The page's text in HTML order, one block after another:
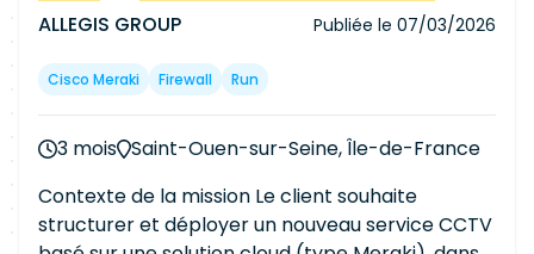
ALLEGIS GROUP Publiée le 07/03/2026
Cisco Meraki Firewall Run
3 mois Saint-Ouen-sur-Seine, Île-de-France
Contexte de la mission Le client souhaite
structurer et déployer un nouveau service CCTV